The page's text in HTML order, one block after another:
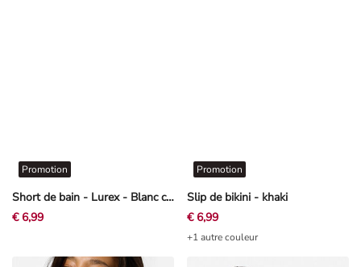
Short de bain - Lurex - Blanc cassé
Promotion
€ 6,99
Slip de bikini - khaki
Promotion
€ 6,99
+1 autre couleur